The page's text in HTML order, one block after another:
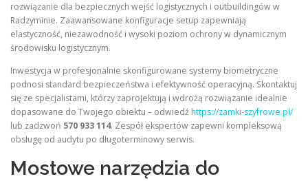
rozwiązanie dla bezpiecznych wejść logistycznych i outbuildingów w
Radzyminie. Zaawansowane konfiguracje setup zapewniają
elastyczność, niezawodność i wysoki poziom ochrony w dynamicznym
środowisku logistycznym.
Inwestycja w profesjonalnie skonfigurowane systemy biometryczne
podnosi standard bezpieczeństwa i efektywność operacyjną. Skontaktuj
się ze specjalistami, którzy zaprojektują i wdrożą rozwiązanie idealnie
dopasowane do Twojego obiektu – odwiedźhttps://zamki-szyfrowe.pl/
lub zadzwoń 570 933 114. Zespół ekspertów zapewni kompleksową
obsługę od audytu po długoterminowy serwis.
Mostowe narzędzia do